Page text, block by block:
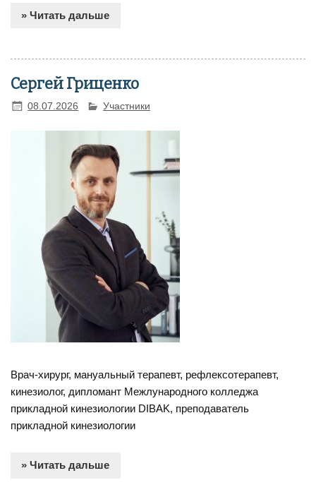
» Читать дальше
Сергей Гриценко
08.07.2026 Участники
Врач-хирург, мануальный терапевт, рефлексотерапевт,
кинезиолог, дипломант Межлународного колледжа
прикладной кинезиологии DIBAK, преподаватель
прикладной кинезиологии
» Читать дальше